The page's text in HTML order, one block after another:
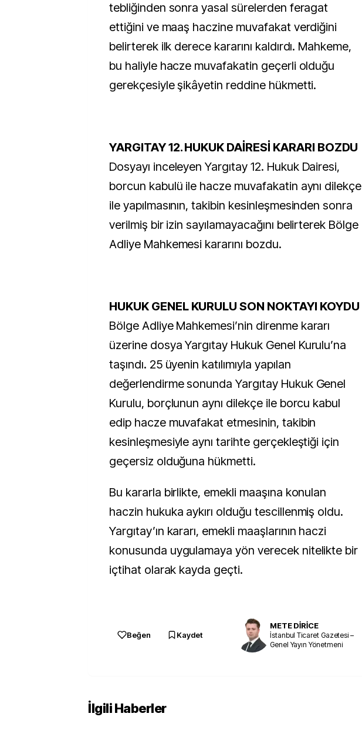
tebliğinden sonra yasal sürelerden feragat
ettiğini ve maaş haczine muvafakat verdiğini
belirterek ilk derece kararını kaldırdı. Mahkeme,
bu haliyle hacze muvafakatin geçerli olduğu
gerekçesiyle şikâyetin reddine hükmetti.
YARGITAY 12. HUKUK DAİRESİ KARARI BOZDU
Dosyayı inceleyen Yargıtay 12. Hukuk Dairesi,
borcun kabulü ile hacze muvafakatin aynı dilekçe
ile yapılmasının, takibin kesinleşmesinden sonra
verilmiş bir izin sayılamayacağını belirterek Bölge
Adliye Mahkemesi kararını bozdu.
HUKUK GENEL KURULU SON NOKTAYI KOYDU
Bölge Adliye Mahkemesi’nin direnme kararı
üzerine dosya Yargıtay Hukuk Genel Kurulu’na
taşındı. 25 üyenin katılımıyla yapılan
değerlendirme sonunda Yargıtay Hukuk Genel
Kurulu, borçlunun aynı dilekçe ile borcu kabul
edip hacze muvafakat etmesinin, takibin
kesinleşmesiyle aynı tarihte gerçekleştiği için
geçersiz olduğuna hükmetti.
Bu kararla birlikte, emekli maaşına konulan
haczin hukuka aykırı olduğu tescillenmiş oldu.
Yargıtay’ın kararı, emekli maaşlarının haczi
konusunda uygulamaya yön verecek nitelikte bir
içtihat olarak kayda geçti.
Beğen Kaydet
METE DİRİCE
İstanbul Ticaret Gazetesi –
Genel Yayın Yönetmeni
İlgili Haberler